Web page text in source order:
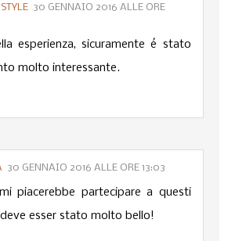
30 GENNAIO 2016 ALLE ORE
esperienza, sicuramente é stato
molto interessante.
30 GENNAIO 2016 ALLE ORE 13:03
piacerebbe partecipare a questi
esser stato molto bello!